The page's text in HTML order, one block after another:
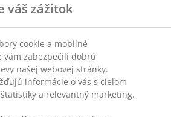
doručenia
doručenie podľa vášho výberu
váš zážitok
cookie a mobilné
vám zabezpečili dobrú
našej webovej stránky.
informácie o vás s cieľom
a relevantný marketing.